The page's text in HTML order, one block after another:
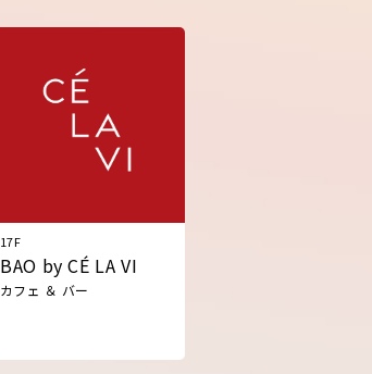
17F
BAO by CÉ LA VI
カフェ ＆ バー